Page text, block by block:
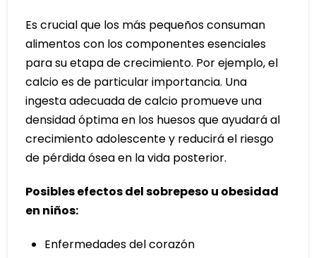
Es crucial que los más pequeños consuman
alimentos con los componentes esenciales
para su etapa de crecimiento. Por ejemplo, el
calcio es de particular importancia. Una
ingesta adecuada de calcio promueve una
densidad óptima en los huesos que ayudará al
crecimiento adolescente y reducirá el riesgo
de pérdida ósea en la vida posterior.
Posibles efectos del sobrepeso u obesidad
en niños:
Enfermedades del corazón